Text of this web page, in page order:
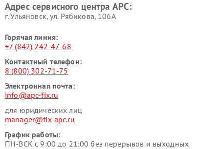
Адрес сервисного центра APC:
г. Ульяновск, ул. Рябикова, 106А
Горячая линия:
+7 (842) 242-47-68
Контактный телефон:
8 (800) 302-71-75
Электронная почта:
info@apc-fix.ru
для юридических лиц
manager@fix-apc.ru
График работы:
ПН-ВСК с 9:00 до 21:00 без перерывов и выходных